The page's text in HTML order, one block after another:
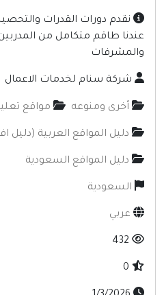
الأسرة
أخرى
نقدم دورات القدرات والتحصيلي
طاقم متكامل من المدربين
شركة سنام لخدمات الاعمال
أخرى ومنوعه مواقع تعليميه
دليل المواقع العربية (دليل افضل
دليل المواقع السعودية
السعودية
عربي